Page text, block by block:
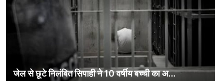
जेल से छूटे निलंबित सिपाही ने 10 वर्षीय बच्ची का अ...